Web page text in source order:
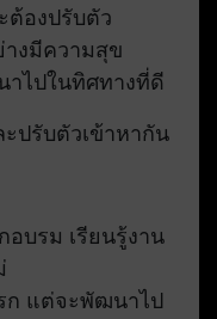
ต้องปรับตัว
างมีความสุข
ไปในทิศทางที่ดี
ปรับตัวเข้าหากัน
อบรม เรียนรู้งาน
ก แต่จะพัฒนาไป